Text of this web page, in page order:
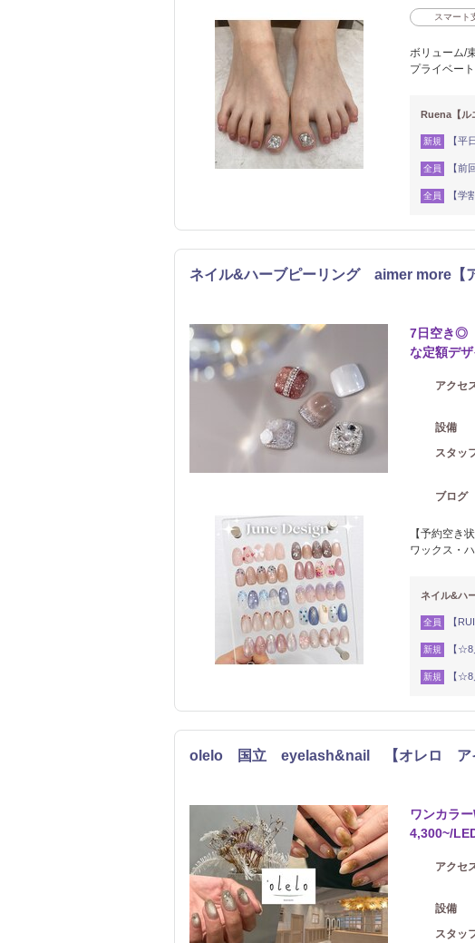
スマート
ボリューム/
プライベー
Ruena【ル
新規 【平
全員 【前
全員 【
ネイル&ハーブピーリング aimer more【
7日空き◎
な定額デ
アクセ
設備
スタッ
ブログ
【予約空き
ワックス・
ネイル&ハ
全員 【
新規 【
新規 【
olelo 国立 eyelash&nail 【オレロ ア
ワンカラ
4,300~/
アクセ
設備
スタッ